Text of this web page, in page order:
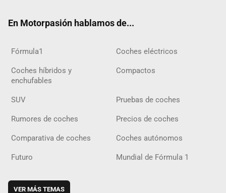
En Motorpasión hablamos de...
Fórmula1 Coches eléctricos
Coches híbridos y
enchufables
Compactos
SUV Pruebas de coches
Rumores de coches Precios de coches
Comparativa de coches Coches autónomos
Futuro Mundial de Fórmula 1
VER MÁS TEMAS